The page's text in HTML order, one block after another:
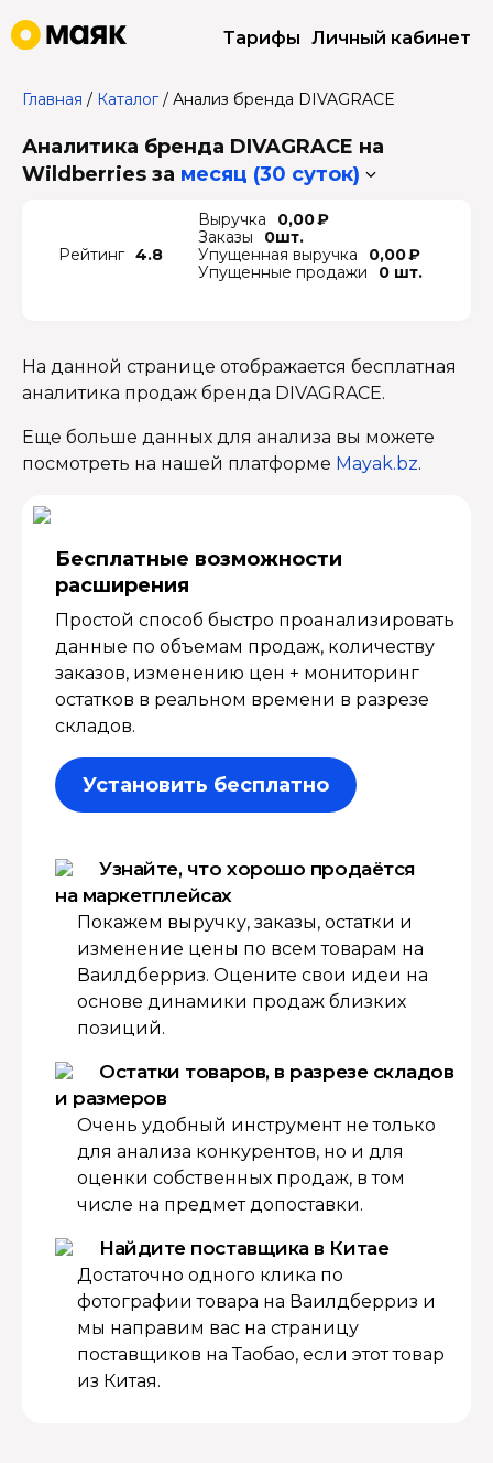
Тарифы Личный кабинет
Главная / Каталог/ Анализ бренда DIVAGRACE
Аналитика бренда DIVAGRACE на
Wildberries за месяц (30 суток)
Рейтинг 4.8
Выручка
0,00 ₽
Заказы
0шт.
Упущенная выручка
0,00 ₽
Упущенные продажи
0 шт.
На данной странице отображается бесплатная
аналитика продаж бренда DIVAGRACE.
Еще больше данных для анализа вы можете
посмотреть на нашей платформе Mayak.bz.
Бесплатные возмож­ности
расширения
Простой способ быстро проанализировать
данные по объемам продаж, количеству
заказов, изменению цен + мониторинг
остатков в реальном времени в разрезе
складов.
Установить бесплатно
Узнайте, что хорошо продаётся
на маркетплейсах
Покажем выручку, заказы, остатки и
изменение цены по всем товарам на
Ваилдберриз. Оцените свои идеи на
основе динамики продаж близких
позиций.
Остатки товаров, в разрезе складов
и размеров
Очень удобный инструмент не только
для анализа конкурентов, но и для
оценки собственных продаж, в том
числе на предмет допоставки.
Найдите поставщика в Китае
Достаточно одного клика по
фотографии товара на Ваилдберриз и
мы направим вас на страницу
поставщиков на Таобао, если этот товар
из Китая.